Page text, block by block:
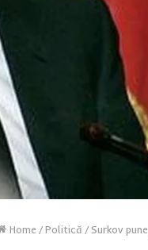
Home /Politică / Surkov